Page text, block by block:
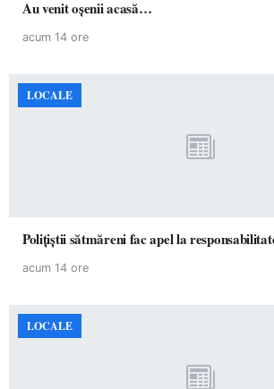
Au venit oșenii acasă…
acum 14 ore
LOCALE
acum 14 ore
LOCALE